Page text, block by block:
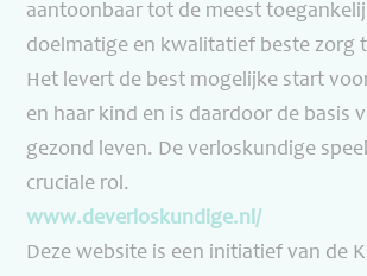
aantoonbaar tot de meest
doelmatige en kwalitatief beste zorg
Het levert de best mogelijke start
en haar kind en is daardoor de basis
gezond leven. De verloskundige
cruciale rol.
www.deverloskundige.nl/
Deze website is een initiatief van de